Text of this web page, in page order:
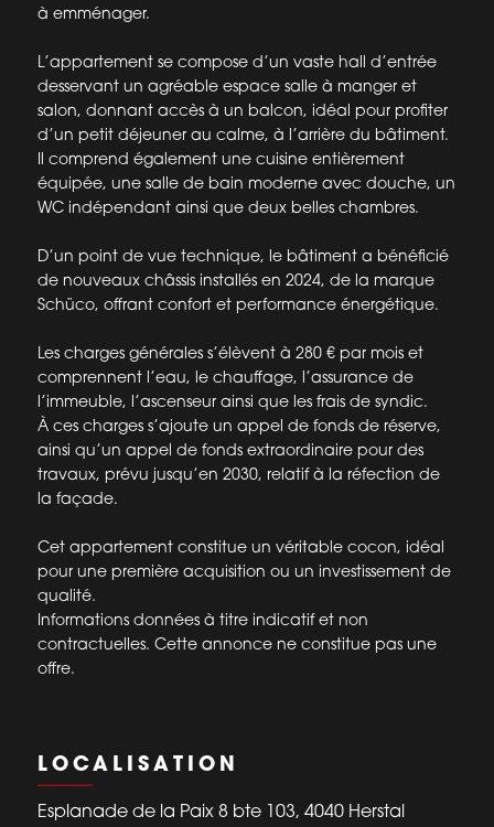
à emménager.
L’appartement se compose d’un vaste hall d’entrée
desservant un agréable espace salle à manger et
salon, donnant accès à un balcon, idéal pour profiter
d’un petit déjeuner au calme, à l’arrière du bâtiment.
Il comprend également une cuisine entièrement
équipée, une salle de bain moderne avec douche, un
WC indépendant ainsi que deux belles chambres.
D’un point de vue technique, le bâtiment a bénéficié
de nouveaux châssis installés en 2024, de la marque
Schüco, offrant confort et performance énergétique.
Les charges générales s’élèvent à 280 € par mois et
comprennent l’eau, le chauffage, l’assurance de
l’immeuble, l’ascenseur ainsi que les frais de syndic.
À ces charges s’ajoute un appel de fonds de réserve,
ainsi qu’un appel de fonds extraordinaire pour des
travaux, prévu jusqu’en 2030, relatif à la réfection de
la façade.
Cet appartement constitue un véritable cocon, idéal
pour une première acquisition ou un investissement de
qualité.
Informations données à titre indicatif et non
contractuelles. Cette annonce ne constitue pas une
offre.
LOCALISATION
Esplanade de la Paix 8 bte 103, 4040 Herstal